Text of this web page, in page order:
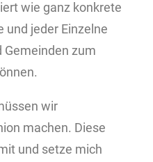
wie ganz konkrete
und jeder Einzelne
Gemeinden zum
wir
machen. Diese
und setze mich